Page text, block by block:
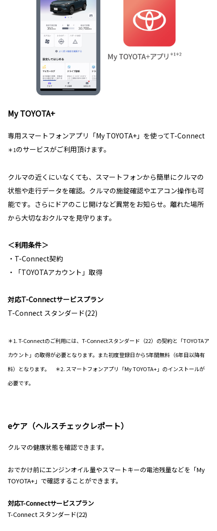
My TOYOTA+
専用スマートフォンアプリ「My TOYOTA+」を使ってT-Connect
＊1のサービスがご利用頂けます。
クルマの近くにいなくても、スマートフォンから簡単にクルマの
状態や走行データを確認。クルマの施錠確認やエアコン操作も可
能です。さらにドアのこじ開けなど異常をお知らせ。離れた場所
から大切なおクルマを見守ります。
＜利用条件＞
・T-Connect契約
・「TOYOTAアカウント」取得
対応T-Connectサービスプラン
T-Connect スタンダード(22)
＊1. T-Connectのご利用には、T-Connectスタンダード（22）の契約と「TOYOTAア
カウント」の取得が必要となります。また初度登録日から5年間無料（6年目以降有
料）となります。 ＊2. スマートフォンアプリ「My TOYOTA+」のインストールが
必要です。
eケア（ヘルスチェックレポート）
クルマの健康状態を確認できます。
おでかけ前にエンジンオイル量やスマートキーの電池残量などを「My
TOYOTA+」で確認することができます。
対応T-Connectサービスプラン
T-Connect スタンダード(22)